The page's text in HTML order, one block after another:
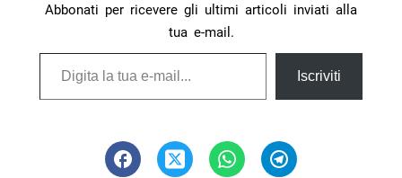
Abbonati per ricevere gli ultimi articoli inviati alla
tua e-mail.
Digita la tua e-mail...
Iscriviti